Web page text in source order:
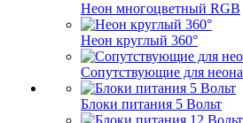
Неон многоцветный RGB
Неон круглый 360°
Сопутствующие для неона
Блоки питания 5 Вольт